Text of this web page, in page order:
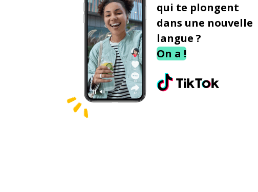
qui te plongent
dans une nouvelle
langue ?
On a !